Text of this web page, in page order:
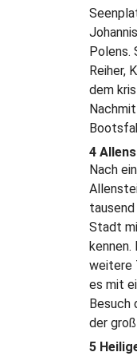
Polens.
Reiher,
dem
4
Nach
tausend
Stadt
kennen.
weitere
es mit
Besuch
der
5